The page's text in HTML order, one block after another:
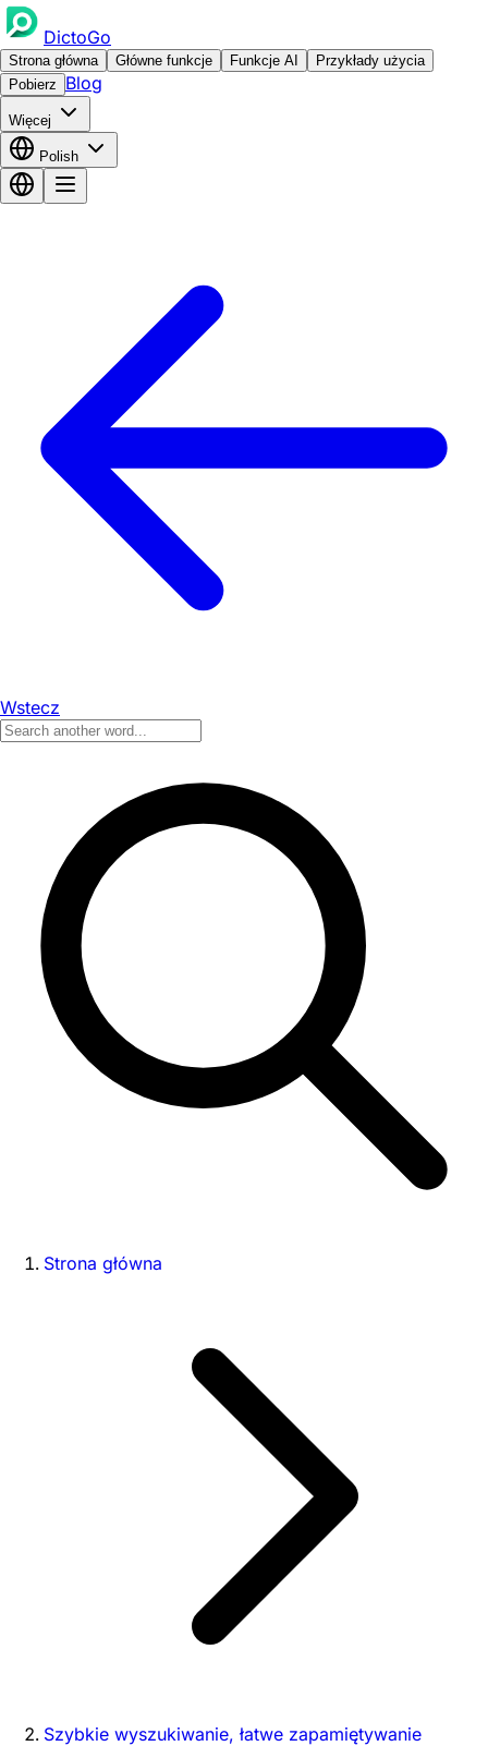
DictoGo
Strona główna Główne funkcje Funkcje AI
Przykłady użycia
Pobierz
Blog
Więcej
Polish
Wstecz
Strona główna
Szybkie wyszukiwanie, łatwe zapamiętywanie